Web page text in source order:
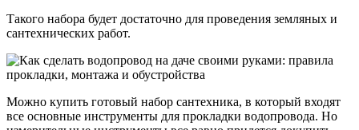
Такого набора будет достаточно для проведения земляных и
сантехнических работ.
Можно купить готовый набор сантехника, в который входят
все основные инструменты для прокладки водопровода. Но